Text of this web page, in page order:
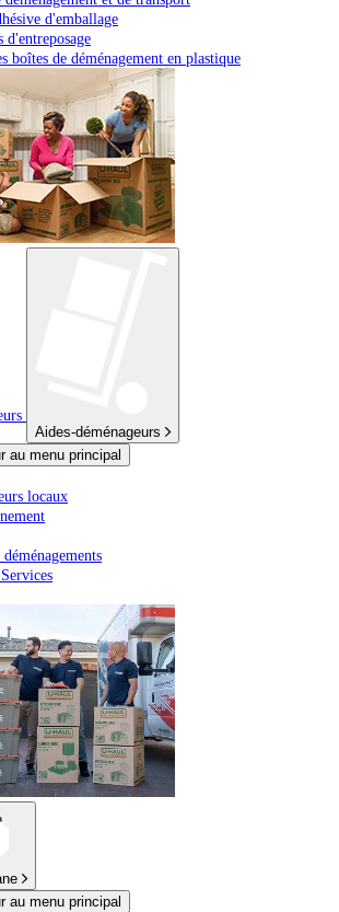
d'emballage
d'entreposage
boîtes de déménagement en plastique
Aides-déménageurs
au menu principal
locaux
Services
au menu principal